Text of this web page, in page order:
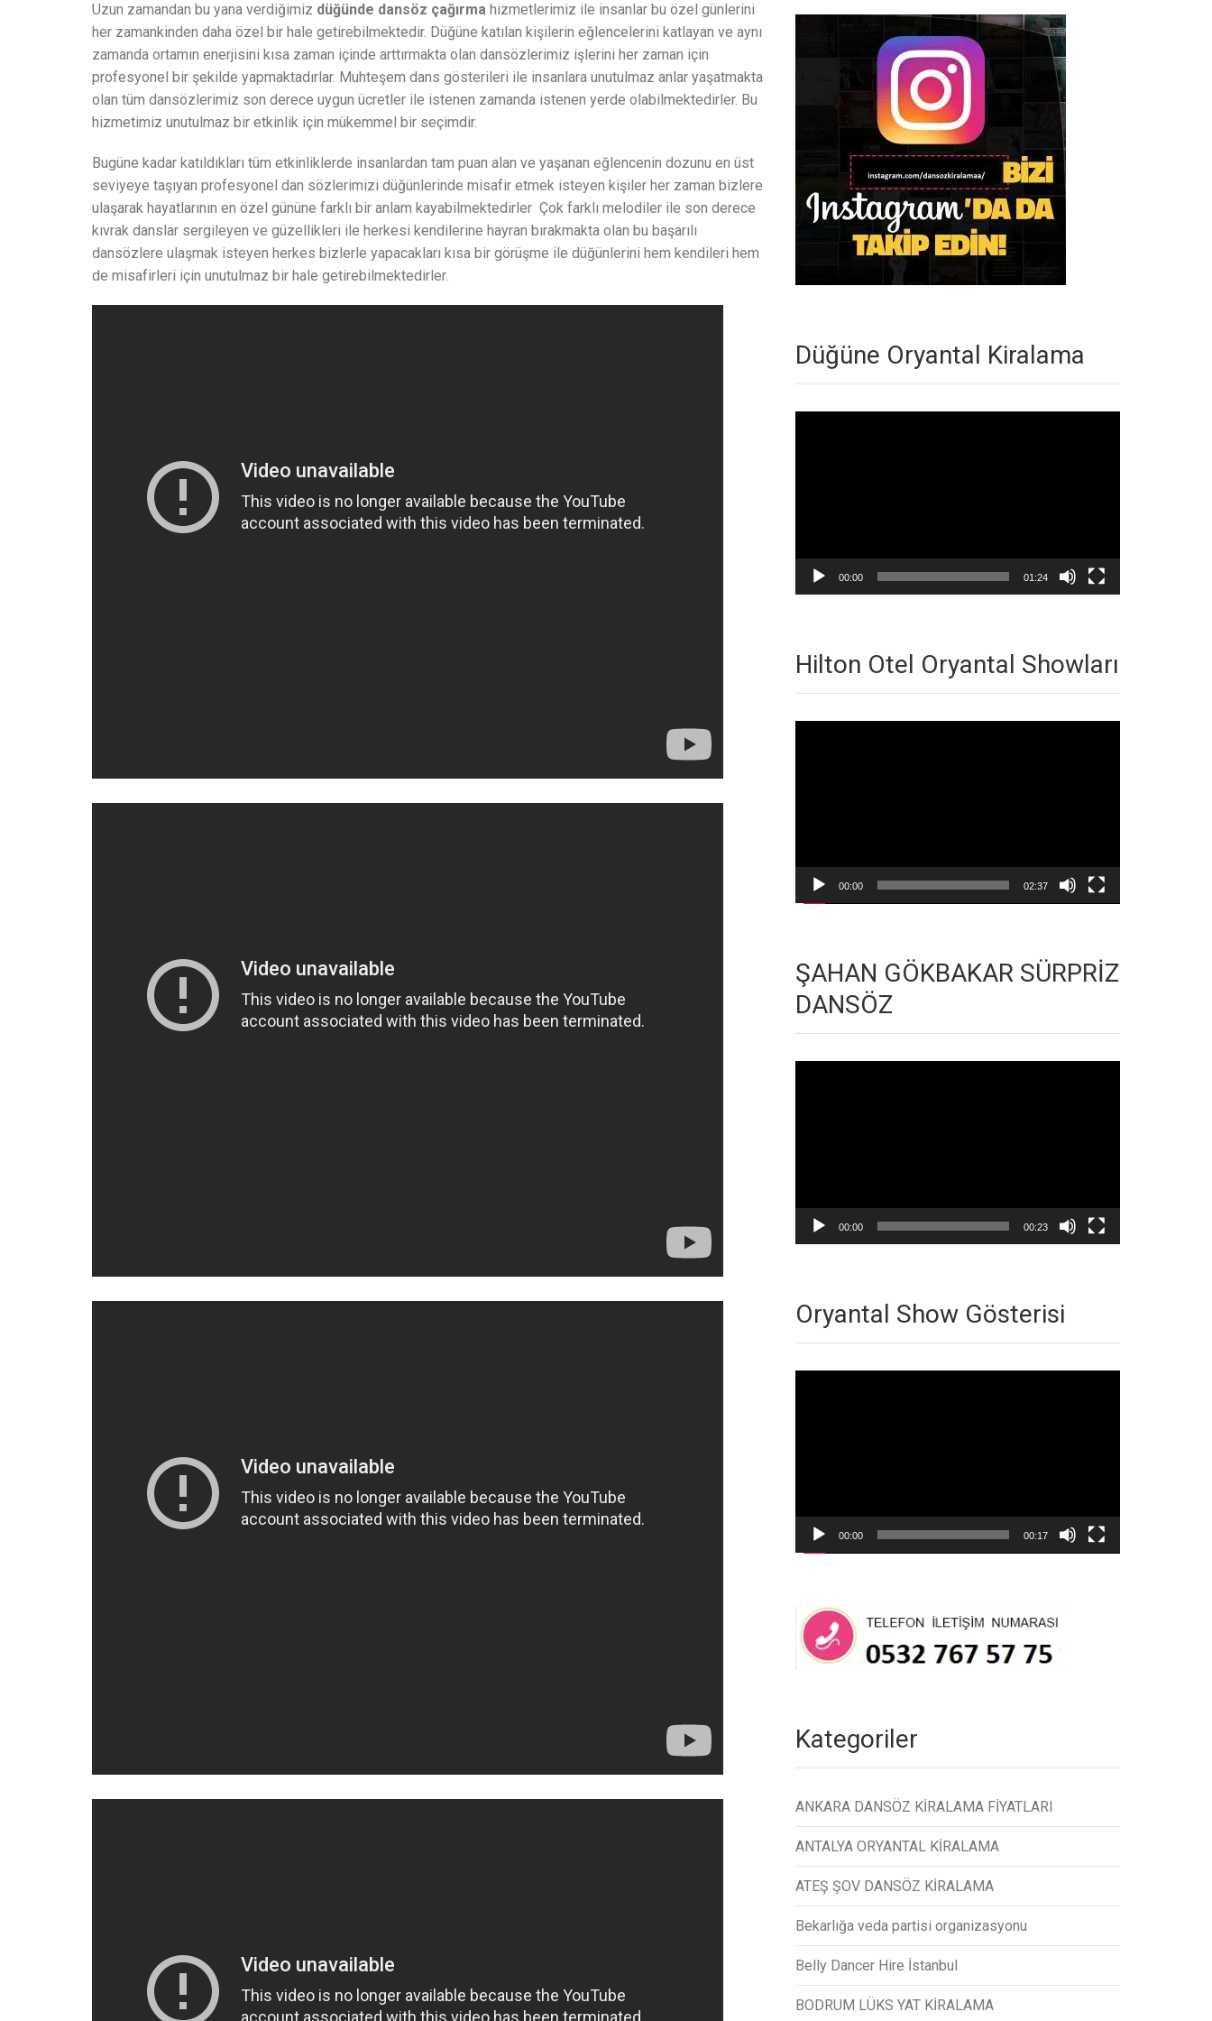
Uzun zamandan bu yana verdiğimiz düğünde dansöz çağırma hizmetlerimiz ile insanlar bu özel günlerini
her zamankinden daha özel bir hale getirebilmektedir. Düğüne katılan kişilerin eğlencelerini katlayan ve aynı
zamanda ortamın enerjisini kısa zaman içinde arttırmakta olan dansözlerimiz işlerini her zaman için
profesyonel bir şekilde yapmaktadırlar. Muhteşem dans gösterileri ile insanlara unutulmaz anlar yaşatmakta
olan tüm dansözlerimiz son derece uygun ücretler ile istenen zamanda istenen yerde olabilmektedirler. Bu
hizmetimiz unutulmaz bir etkinlik için mükemmel bir seçimdir.
Bugüne kadar katıldıkları tüm etkinliklerde insanlardan tam puan alan ve yaşanan eğlencenin dozunu en üst
seviyeye taşıyan profesyonel dan sözlerimizi düğünlerinde misafir etmek isteyen kişiler her zaman bizlere
ulaşarak hayatlarının en özel gününe farklı bir anlam kayabilmektedirler Çok farklı melodiler ile son derece
kıvrak danslar sergileyen ve güzellikleri ile herkesi kendilerine hayran bırakmakta olan bu başarılı
dansözlere ulaşmak isteyen herkes bizlerle yapacakları kısa bir görüşme ile düğünlerini hem kendileri hem
de misafirleri için unutulmaz bir hale getirebilmektedirler.
Düğüne Oryantal Kiralama
00:00 01:24
Hilton Otel Oryantal Showları
00:00 02:37
ŞAHAN GÖKBAKAR SÜRPRİZ
DANSÖZ
00:00 00:23
Oryantal Show Gösterisi
00:00 00:17
Kategoriler
ANKARA DANSÖZ KİRALAMA FİYATLARI
ANTALYA ORYANTAL KİRALAMA
ATEŞ ŞOV DANSÖZ KİRALAMA
Bekarlığa veda partisi organizasyonu
Belly Dancer Hire İstanbul
BODRUM LÜKS YAT KİRALAMA